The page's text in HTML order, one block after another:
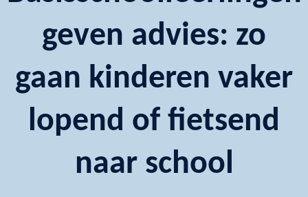
geven advies: zo
gaan kinderen vaker
lopend of fietsend
naar school